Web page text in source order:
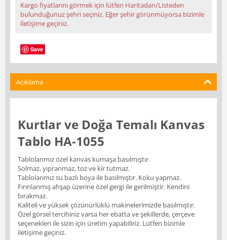
Kargo fiyatlarını görmek için lütfen Haritadan/Listeden
bulunduğunuz şehri seçiniz. Eğer şehir görünmüyorsa bizimle
iletişime geçiniz.
Save
Açıklama
Kurtlar ve Doğa Temalı Kanvas
Tablo HA-1055
Tablolarımız özel kanvas kumaşa basılmıştır.
Solmaz, yıpranmaz, toz ve kir tutmaz.
Tablolarımız su bazlı boya ile basılmıştır. Koku yapmaz.
Fırınlanmış ahşap üzerine özel gergi ile gerilmiştir. Kendini
bırakmaz.
Kaliteli ve yüksek çözünürlüklü makinelerimizde basılmıştır.
Özel görsel tercihiniz varsa her ebatta ve şekillerde, çerçeve
seçenekleri ile sizin için üretim yapabiliriz. Lütfen bizimle
iletişime geçiniz.